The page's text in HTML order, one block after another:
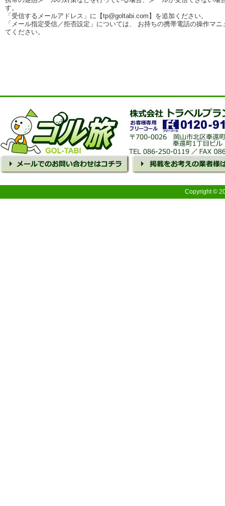
す。
「受信するメールアドレス」に【tp@goltabi.com】を追加ください。
「メール指定受信／拒否設定」については、 お持ちの携帯電話の操作マ
てください。
Copyright ©